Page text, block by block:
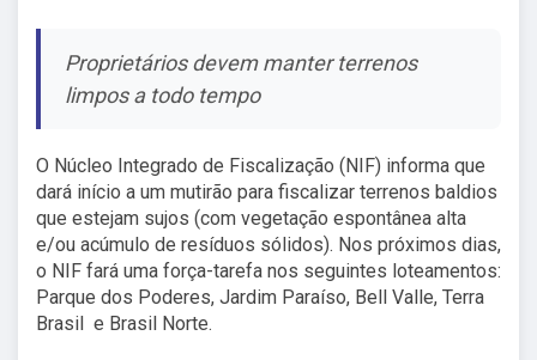
Proprietários devem manter terrenos
limpos a todo tempo
O Núcleo Integrado de Fiscalização (NIF) informa que
dará início a um mutirão para fiscalizar terrenos baldios
que estejam sujos (com vegetação espontânea alta
e/ou acúmulo de resíduos sólidos). Nos próximos dias,
o NIF fará uma força-tarefa nos seguintes loteamentos:
Parque dos Poderes, Jardim Paraíso, Bell Valle, Terra
Brasil e Brasil Norte.